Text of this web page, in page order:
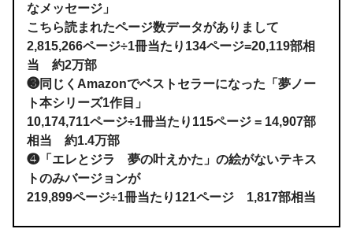
なメッセージ」
こちら読まれたページ数データがありまして
2,815,266ページ÷1冊当たり134ページ=20,119部相
当 約2万部
❸同じくAmazonでベストセラーになった「夢ノー
ト本シリーズ1作目」
10,174,711ページ÷1冊当たり115ページ = 14,907部
相当 約1.4万部
❹「エレとジラ 夢の叶えかた」の絵がないテキス
トのみバージョンが
219,899ページ÷1冊当たり121ページ 1,817部相当